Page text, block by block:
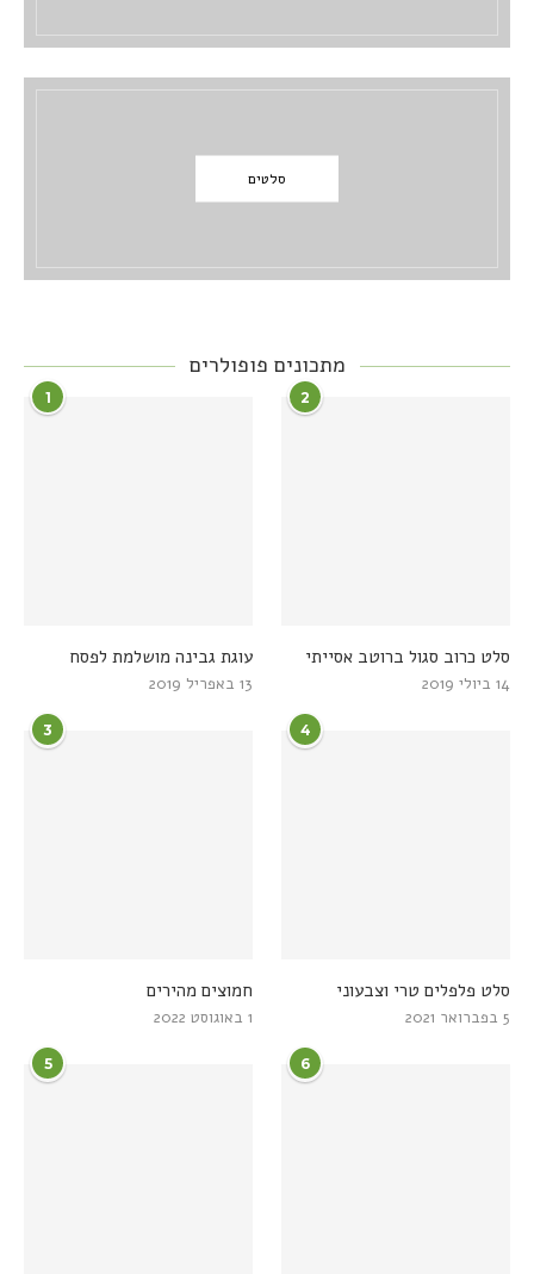
סלטים
מתכונים פופולרים
1
עוגת גבינה מושלמת לפסח
13 באפריל 2019
2
סלט כרוב סגול ברוטב אסייתי
14 ביולי 2019
3
חמוצים מהירים
1 באוגוסט 2022
4
סלט פלפלים טרי וצבעוני
5 בפברואר 2021
5 6